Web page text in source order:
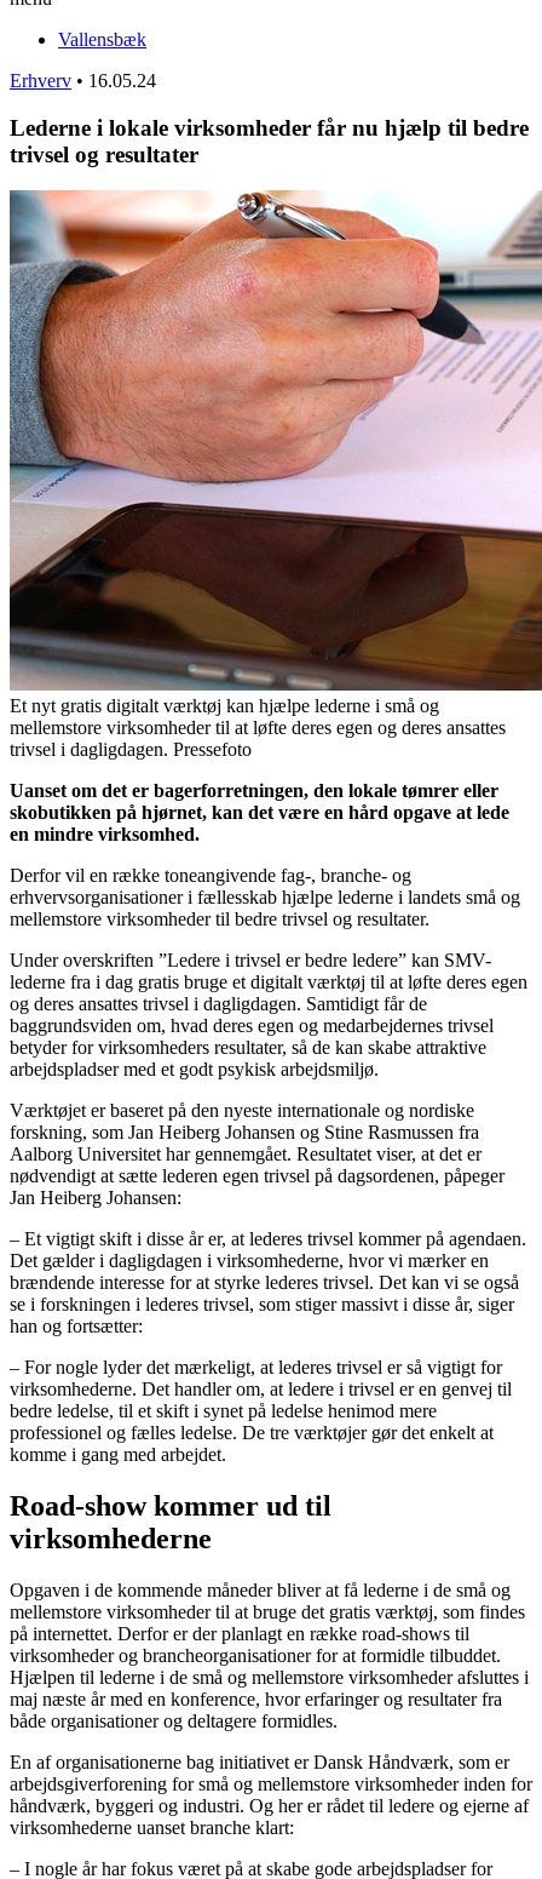
Vallensbæk
Erhverv • 16.05.24
Lederne i lokale virksomheder får nu hjælp til bedre
trivsel og resultater
Et nyt gratis digitalt værktøj kan hjælpe lederne i små og
mellemstore virksomheder til at løfte deres egen og deres ansattes
trivsel i dagligdagen. Pressefoto
Uanset om det er bagerforretningen, den lokale tømrer eller
skobutikken på hjørnet, kan det være en hård opgave at lede
en mindre virksomhed.
Derfor vil en række toneangivende fag-, branche- og
erhvervsorganisationer i fællesskab hjælpe lederne i landets små og
mellemstore virksomheder til bedre trivsel og resultater.
Under overskriften ”Ledere i trivsel er bedre ledere” kan SMV-
lederne fra i dag gratis bruge et digitalt værktøj til at løfte deres egen
og deres ansattes trivsel i dagligdagen. Samtidigt får de
baggrundsviden om, hvad deres egen og medarbejdernes trivsel
betyder for virksomheders resultater, så de kan skabe attraktive
arbejdspladser med et godt psykisk arbejdsmiljø.
Værktøjet er baseret på den nyeste internationale og nordiske
forskning, som Jan Heiberg Johansen og Stine Rasmussen fra
Aalborg Universitet har gennemgået. Resultatet viser, at det er
nødvendigt at sætte lederen egen trivsel på dagsordenen, påpeger
Jan Heiberg Johansen:
– Et vigtigt skift i disse år er, at lederes trivsel kommer på agendaen.
Det gælder i dagligdagen i virksomhederne, hvor vi mærker en
brændende interesse for at styrke lederes trivsel. Det kan vi se også
se i forskningen i lederes trivsel, som stiger massivt i disse år, siger
han og fortsætter:
– For nogle lyder det mærkeligt, at lederes trivsel er så vigtigt for
virksomhederne. Det handler om, at ledere i trivsel er en genvej til
bedre ledelse, til et skift i synet på ledelse henimod mere
professionel og fælles ledelse. De tre værktøjer gør det enkelt at
komme i gang med arbejdet.
Road-show kommer ud til
virksomhederne
Opgaven i de kommende måneder bliver at få lederne i de små og
mellemstore virksomheder til at bruge det gratis værktøj, som findes
på internettet. Derfor er der planlagt en række road-shows til
virksomheder og brancheorganisationer for at formidle tilbuddet.
Hjælpen til lederne i de små og mellemstore virksomheder afsluttes i
maj næste år med en konference, hvor erfaringer og resultater fra
både organisationer og deltagere formidles.
En af organisationerne bag initiativet er Dansk Håndværk, som er
arbejdsgiverforening for små og mellemstore virksomheder inden for
håndværk, byggeri og industri. Og her er rådet til ledere og ejerne af
virksomhederne uanset branche klart:
– I nogle år har fokus været på at skabe gode arbejdspladser for